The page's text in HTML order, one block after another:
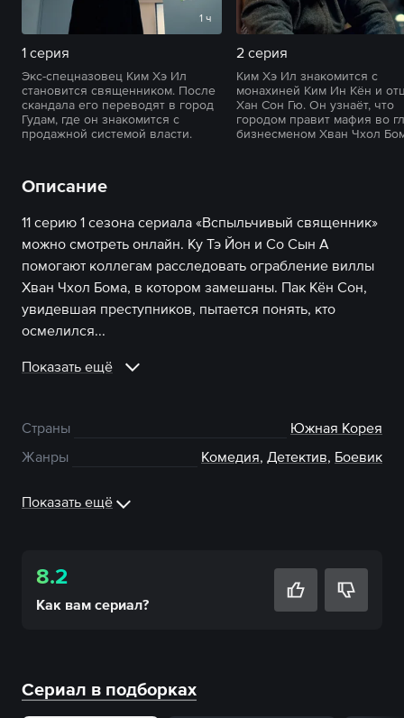
1 ч
1 серия
Экс-спецназовец Ким Хэ Ил
становится священником. После
скандала его переводят в город
Гудам, где он знакомится с
продажной системой власти.
2 серия
Ким Хэ Ил знакомится с
монахиней Ким Ин Кён и
Хан Сон Гю. Он узнаёт, что
городом правит мафия во
бизнесменом Хван Чхол
Описание
11 серию 1 сезона сериала «Вспыльчивый священник»
можно смотреть онлайн. Ку Тэ Йон и Со Сын А
помогают коллегам расследовать ограбление виллы
Хван Чхол Бома, в котором замешаны. Пак Кён Сон,
увидевшая преступников, пытается понять, кто
осмелился...
Показать ещё
Страны
Южная Корея
Жанры
Комедия, Детектив, Боевик
Показать ещё
8.2
Как вам сериал?
Сериал в подборках